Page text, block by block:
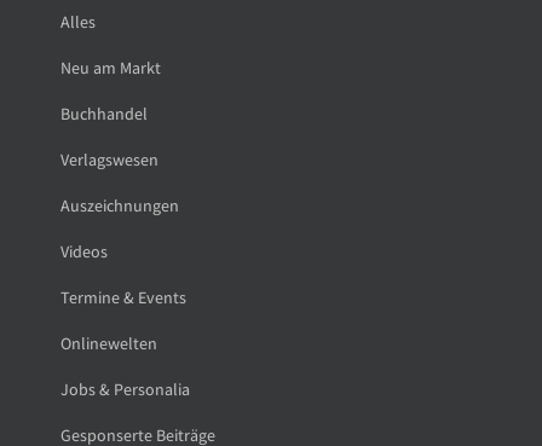
Alles
Neu am Markt
Buchhandel
Verlagswesen
Auszeichnungen
Videos
Termine & Events
Onlinewelten
Jobs & Personalia
Gesponserte Beiträge